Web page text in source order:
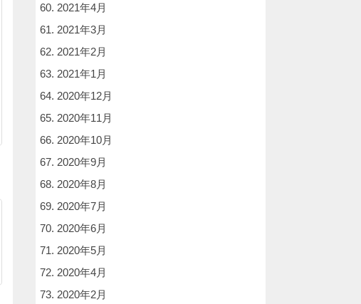
2021年4月
2021年3月
2021年2月
2021年1月
2020年12月
2020年11月
2020年10月
2020年9月
2020年8月
2020年7月
2020年6月
2020年5月
2020年4月
2020年2月